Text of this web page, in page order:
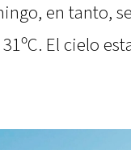
en tanto,
El cielo